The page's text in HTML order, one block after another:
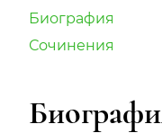
Биография
Сочинения